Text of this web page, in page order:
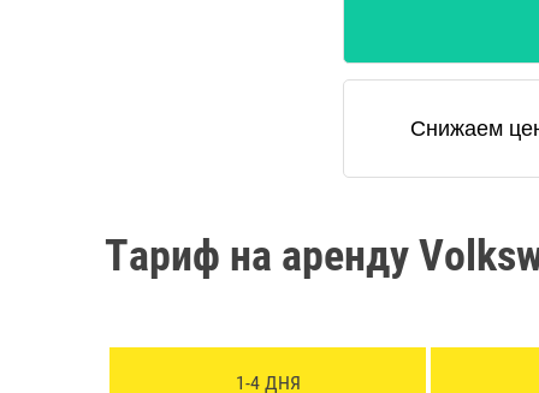
Снижаем
Тариф на аренду
1-4 ДНЯ